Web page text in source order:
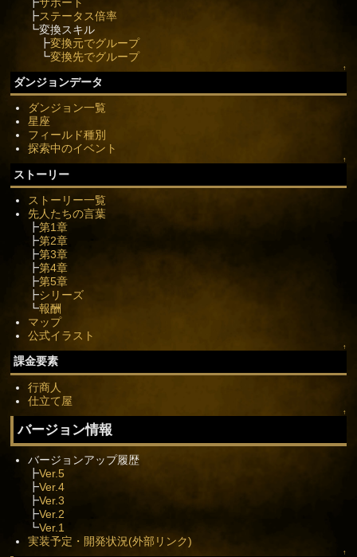
┣ステータス倍率
┗変換スキル
┣変換元でグループ
┗変換先でグループ
↑
ダンジョンデータ
ダンジョン一覧
星座
フィールド種別
探索中のイベント
↑
ストーリー
ストーリー一覧
先人たちの言葉
┣第1章
┣第2章
┣第3章
┣第4章
┣第5章
┣シリーズ
┗報酬
マップ
公式イラスト
↑
課金要素
行商人
仕立て屋
↑
バージョン情報
バージョンアップ履歴
┣Ver.5
┣Ver.4
┣Ver.3
┣Ver.2
┗Ver.1
実装予定・開発状況(外部リンク)
↑